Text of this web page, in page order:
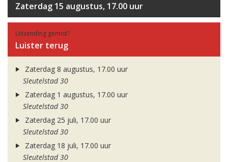
Zaterdag 15 augustus, 17.00 uur
Uitzending gemist?
Luister terug
Zaterdag 8 augustus, 17.00 uur
Sleutelstad 30
Zaterdag 1 augustus, 17.00 uur
Sleutelstad 30
Zaterdag 25 juli, 17.00 uur
Sleutelstad 30
Zaterdag 18 juli, 17.00 uur
Sleutelstad 30